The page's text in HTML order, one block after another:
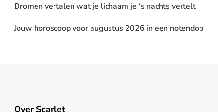
Dromen vertalen wat je lichaam je ‘s nachts vertelt
Jouw horoscoop voor augustus 2026 in een notendop
Over Scarlet